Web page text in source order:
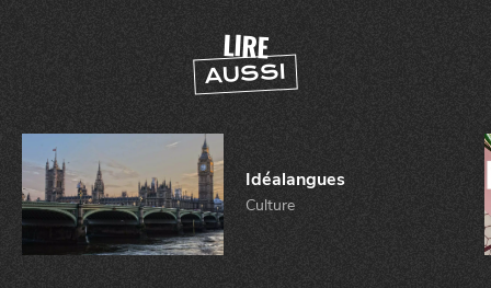
LIRE
AUSSI
Idéalangues
Culture